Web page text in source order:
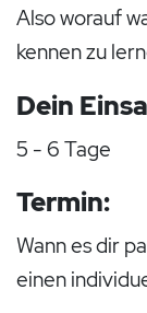
Also worauf
kennen zu
Dein
5 - 6 Tage
Termin:
Wann es dir
einen